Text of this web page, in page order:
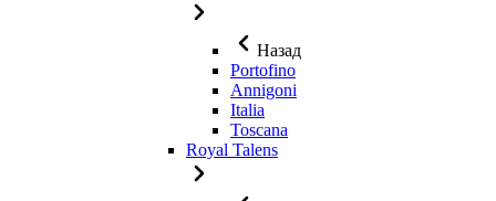
Назад
Portofino
Annigoni
Italia
Toscana
Royal Talens